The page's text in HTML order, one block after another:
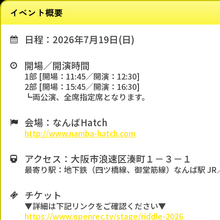
イベント概要
日程：2026年7月19日(日)
開場／開演時間
1部 [開場：11:45／開演：12:30]
2部 [開場：15:45／開演：16:30]
┗両公演、全席指定席となります。
会場：なんばHatch
http://www.namba-hatch.com
アクセス：大阪市浪速区湊町１－３－１
最寄り駅：地下鉄（四ツ橋線、御堂筋線）なんば駅 JR
チケット
▼詳細は下記リンクをご確認ください▼
https://www.openrec.tv/stage/riddle-2026